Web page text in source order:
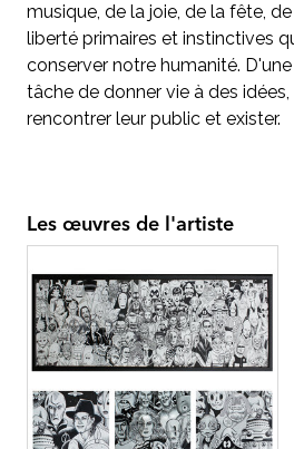
musique, de la joie, de la fête,
liberté primaires et instinctives
conserver notre humanité.
tâche de donner vie à des
rencontrer leur public et exister.
Les œuvres de l'artiste